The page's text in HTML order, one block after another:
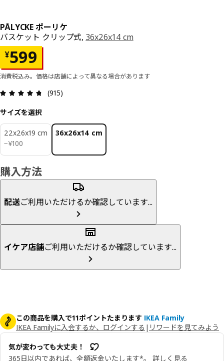
PÅLYCKE ポーリケ
バスケット クリップ式, 36x26x14 cm
¥599
価格 ¥ 599
消費税込み。価格は店舗によって異なる場合があります
(915)
サイズを選択
22x26x19 cm
−¥100
¥ 100
36x26x14 cm
購入方法
配送ご利用いただけるか確認しています...
イケア店舗ご利用いただけるか確認しています...
この商品を購入で11ポイントたまります IKEA Family
IKEA Familyに入会するか、ログインする | リワードを見てみよう
気が変わっても大丈夫！
365日以内であれば、全額返金いたします*。
詳しく見る